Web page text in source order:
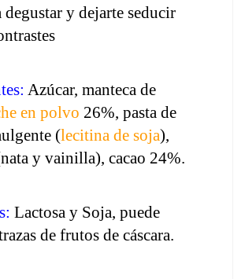
degustar y dejarte seducir
Azúcar, manteca de
en polvo 26%, pasta de
(lecitina de soja),
y vainilla), cacao 24%.
Lactosa y Soja, puede
de frutos de cáscara.